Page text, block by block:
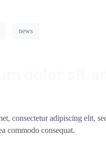
news
consectetur adipiscing elit,
commodo consequat.